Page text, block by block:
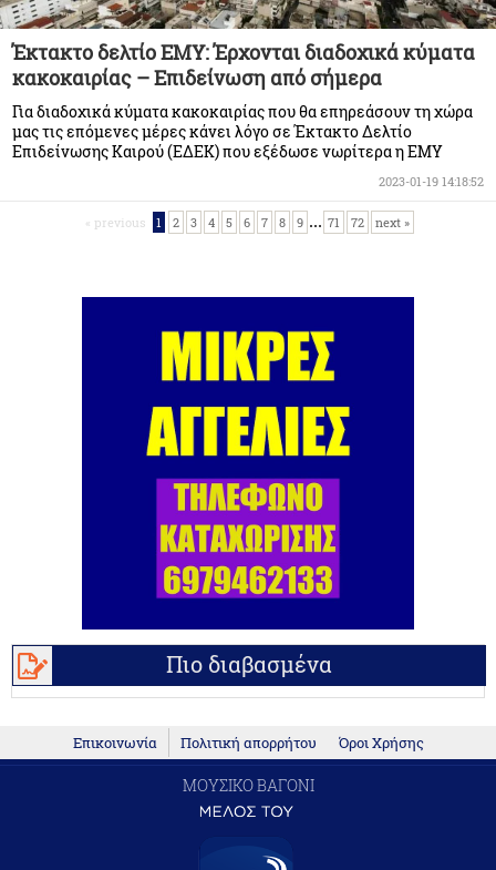
Έκτακτο δελτίο ΕΜΥ: Έρχονται διαδοχικά κύματα
κακοκαιρίας – Επιδείνωση από σήμερα
Για διαδοχικά κύματα κακοκαιρίας που θα επηρεάσουν τη χώρα
μας τις επόμενες μέρες κάνει λόγο σε Έκτακτο Δελτίο
Επιδείνωσης Καιρού (ΕΔΕΚ) που εξέδωσε νωρίτερα η ΕΜΥ
2023-01-19 14:18:52
« previous 1 2 3 4 5 6 7 8 9 ... 71 72 next »
Πιο διαβασμένα
Επικοινωνία Πολιτική απορρήτου Όροι Χρήσης
ΜΟΥΣΙΚΟ ΒΑΓΟΝΙ